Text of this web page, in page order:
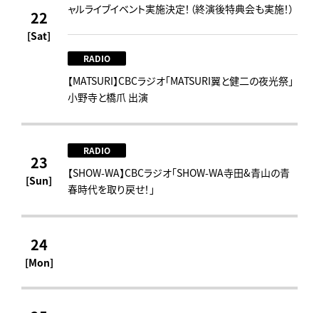
22
[Sat]
ャルライブイベント実施決定！（終演後特典会も実施！）
RADIO
【MATSURI】CBCラジオ「MATSURI翼と健二の夜光祭」
小野寺と橋爪 出演
23
[Sun]
RADIO
【SHOW-WA】CBCラジオ｢SHOW-WA寺田&青山の青
春時代を取り戻せ！｣
24
[Mon]